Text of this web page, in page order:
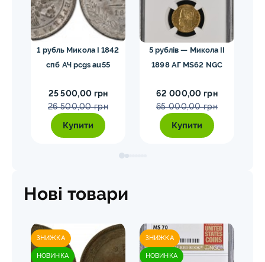
1 рубль Микола I 1842
спб АЧ pcgs au55
25 500,00 грн
26 500,00 грн
Купити
5 рублів — Микола II
1898 АГ MS62 NGC
62 000,00 грн
65 000,00 грн
Купити
Нові товари
ЗНИЖКА
НОВИНКА
ЗНИЖКА
НОВИНКА